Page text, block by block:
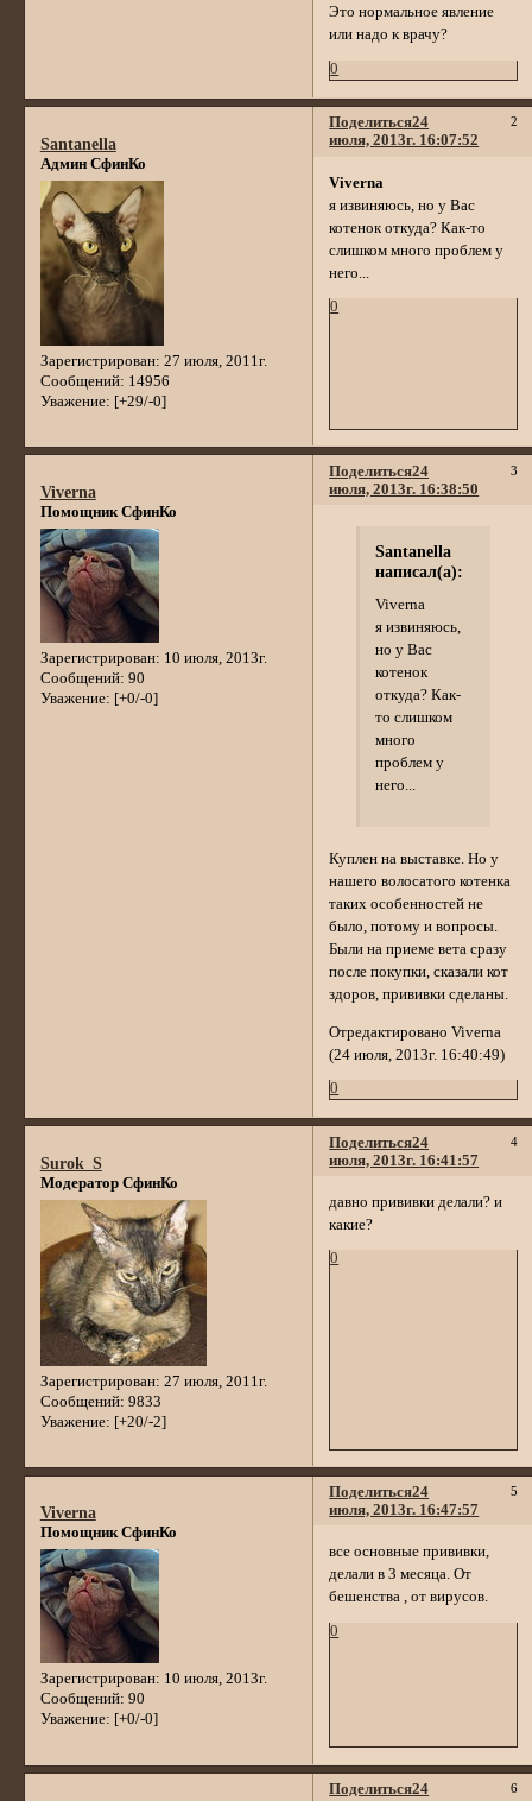
Это нормальное явление
или надо к врачу?
0
Поделиться 2
24
июля, 2013г. 16:07:52
Santanella
Админ СфинКо
Зарегистрирован: 27 июля, 2011г.
Сообщений: 14956
Уважение: [+29/-0]
Viverna
я извиняюсь, но у Вас
котенок откуда? Как-то
слишком много проблем у
него...
0
Поделиться 3
24
июля, 2013г. 16:38:50
Viverna
Помощник СфинКо
Зарегистрирован: 10 июля, 2013г.
Сообщений: 90
Уважение: [+0/-0]
Santanella
написал(а):
Viverna
я извиняюсь,
но у Вас
котенок
откуда? Как-
то слишком
много
проблем у
него...
Куплен на выставке. Но у
нашего волосатого котенка
таких особенностей не
было, потому и вопросы.
Были на приеме вета сразу
после покупки, сказали кот
здоров, прививки сделаны.
Отредактировано Viverna
(24 июля, 2013г. 16:40:49)
0
Поделиться 4
24
июля, 2013г. 16:41:57
Surok_S
Модератор СфинКо
Зарегистрирован: 27 июля, 2011г.
Сообщений: 9833
Уважение: [+20/-2]
давно прививки делали? и
какие?
0
Поделиться 5
24
июля, 2013г. 16:47:57
Viverna
Помощник СфинКо
Зарегистрирован: 10 июля, 2013г.
Сообщений: 90
Уважение: [+0/-0]
все основные прививки,
делали в 3 месяца. От
бешенства , от вирусов.
0
Поделиться 6
24